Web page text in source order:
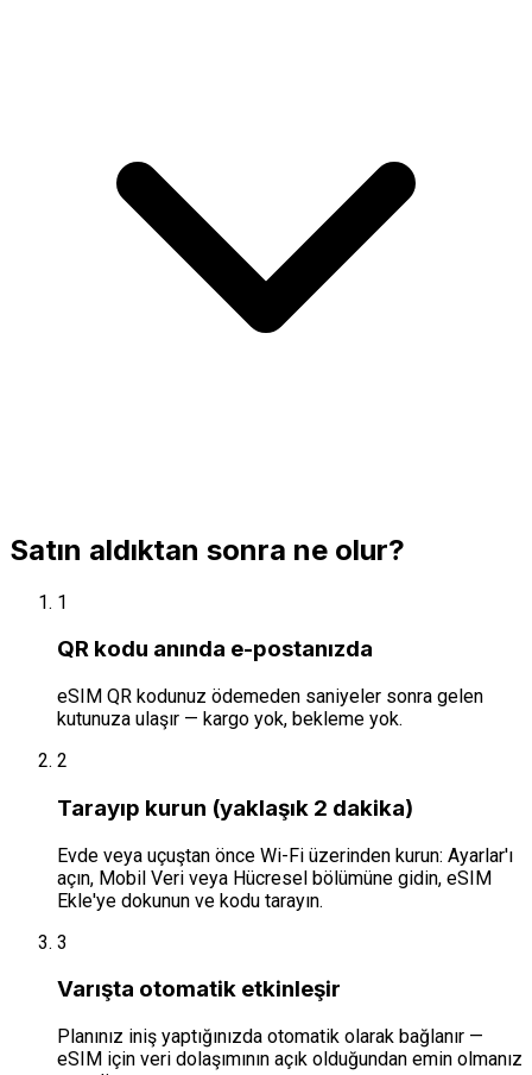
Satın aldıktan sonra ne olur?
1
QR kodu anında e-postanızda
eSIM QR kodunuz ödemeden saniyeler sonra gelen
kutunuza ulaşır — kargo yok, bekleme yok.
2
Tarayıp kurun (yaklaşık 2 dakika)
Evde veya uçuştan önce Wi-Fi üzerinden kurun: Ayarlar'ı
açın, Mobil Veri veya Hücresel bölümüne gidin, eSIM
Ekle'ye dokunun ve kodu tarayın.
3
Varışta otomatik etkinleşir
Planınız iniş yaptığınızda otomatik olarak bağlanır —
eSIM için veri dolaşımının açık olduğundan emin olmanız